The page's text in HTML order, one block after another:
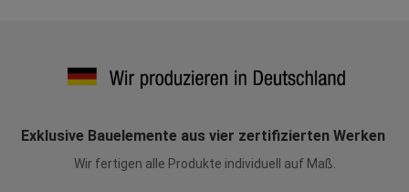
Exklusive Bauelemente aus vier zertifizierten Werken
Wir fertigen alle Produkte individuell auf Maß.